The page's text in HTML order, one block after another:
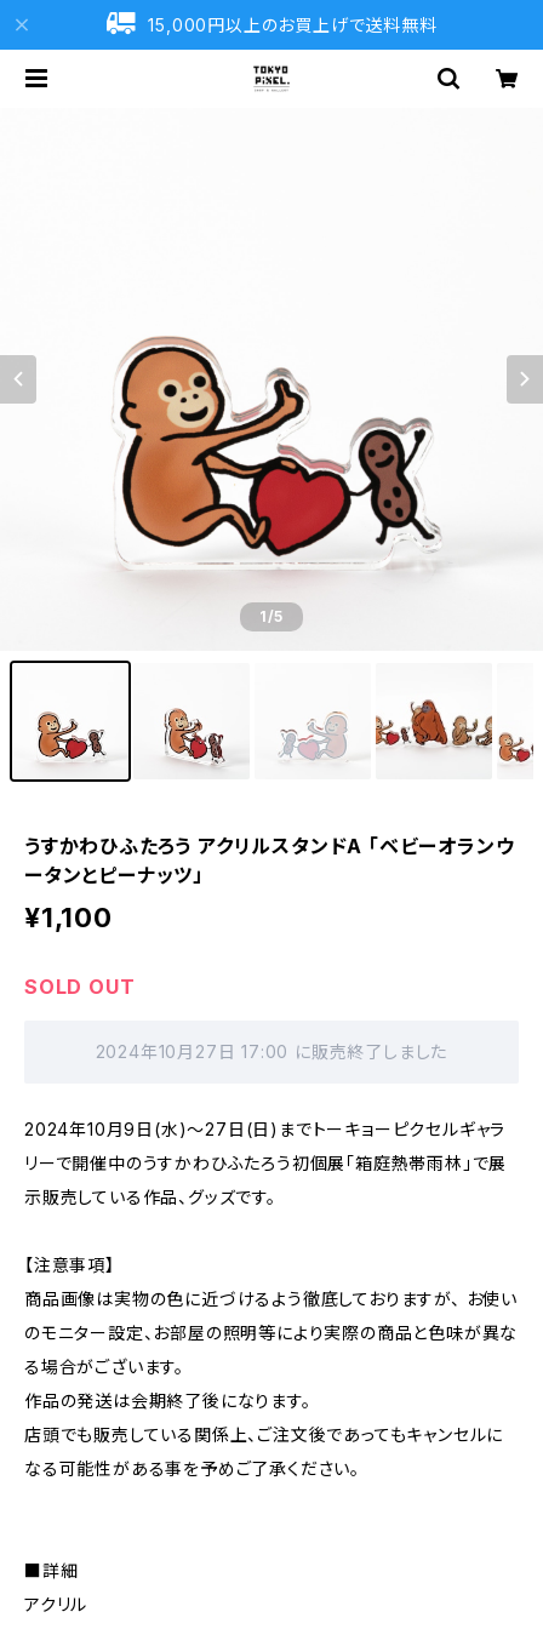
15,000円以上のお買上げで送料無料
1/5
うすかわひふたろう アクリルスタンドA 「ベビーオランウ
ータンとピーナッツ」
¥1,100
SOLD OUT
2024年10月27日 17:00 に販売終了しました
2024年10月9日(水)〜27日(日)までトーキョーピクセルギャラ
リーで開催中のうすかわひふたろう初個展「箱庭熱帯雨林」で展
示販売している作品、グッズです。
【注意事項】
商品画像は実物の色に近づけるよう徹底しておりますが、 お使い
のモニター設定、お部屋の照明等により実際の商品と色味が異な
る場合がございます。
作品の発送は会期終了後になります。
店頭でも販売している関係上、ご注文後であってもキャンセルに
なる可能性がある事を予めご了承ください。
■詳細
アクリル